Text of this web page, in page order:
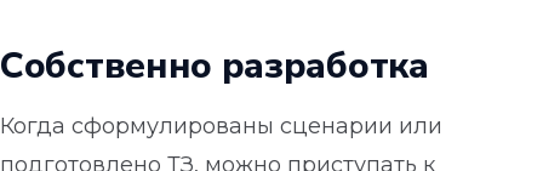
Собственно разработка
Когда сформулированы сценарии или
подготовлено ТЗ, можно приступать к